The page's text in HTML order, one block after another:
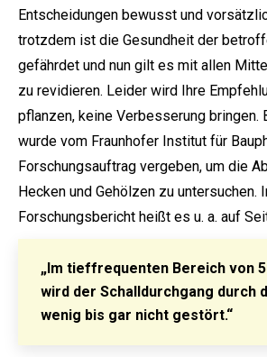
Entscheidungen bewusst und
trotzdem ist die Gesundheit der
gefährdet und nun gilt es mit allen
zu revidieren. Leider wird Ihre
pflanzen, keine Verbesserung bringen.
wurde vom Fraunhofer Institut für
Forschungsauftrag vergeben, um die
Hecken und Gehölzen zu untersuchen.
Forschungsbericht heißt es u. a. auf
„Im tieffrequenten Bereich von
wird der Schalldurchgang durch
wenig bis gar nicht gestört.“